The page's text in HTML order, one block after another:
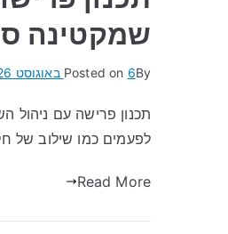
שמקטינה
By
Posted on 6 באוגוסט 2026
תכנון פרישה עם ניהול
לפעמים כמו שילוב של
Read More